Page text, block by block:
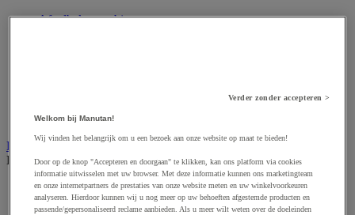
Afvalbak voor binnen
Sorteerbak en buitencontainer
Handdoeken en handdoekdispenser
Bekijk de hele productgroep
Handdoek gevouwen en rollen
Handdoekdispenser en toebehoren
Verder zonder accepteren >
Welkom bij Manutan!
Wij vinden het belangrijk om u een bezoek aan onze website op maat te bieden!
Door op de knop "Accepteren en doorgaan" te klikken, kan ons platform via cookies
informatie uitwisselen met uw browser. Met deze informatie kunnen ons marketingteam
en onze internetpartners de prestaties van onze website meten en uw winkelvoorkeuren
analyseren. Hierdoor kunnen wij u nog meer op uw behoeften afgestemde producten en
passende/gepersonaliseerd reclame aanbieden. Als u meer wilt weten over de doeleinden